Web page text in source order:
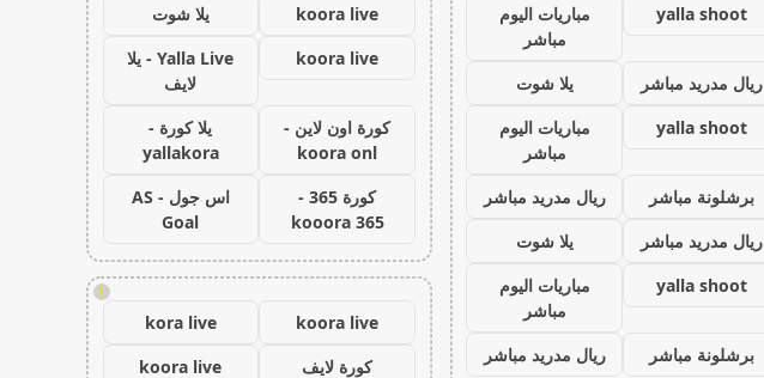
yalla shoot
مباريات اليوم
مباشر
ريال مدريد مباشر
يلا شوت
yalla shoot
مباريات اليوم
مباشر
برشلونة مباشر
ريال مدريد مباشر
ريال مدريد مباشر
يلا شوت
yalla shoot
مباريات اليوم
مباشر
برشلونة مباشر
ريال مدريد مباشر
koora live
يلا شوت
koora live
Yalla Live - يلا
لايف
كورة اون لاين -
koora onl
يلا كورة -
yallakora
كورة 365 -
kooora 365
اس جول - AS
Goal
!
koora live
kora live
كورة لايف
koora live